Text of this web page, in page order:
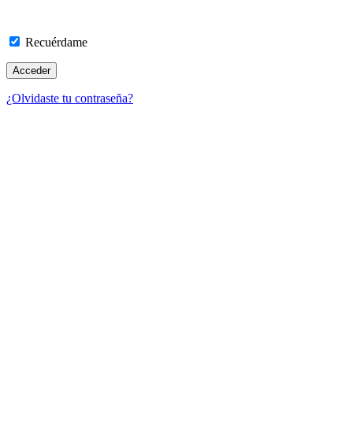
Recuérdame
¿Olvidaste tu contraseña?